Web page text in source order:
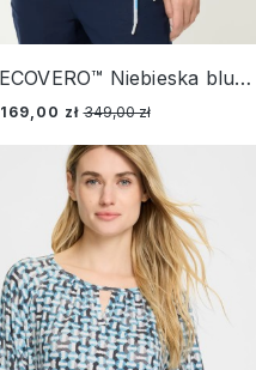
LENZING™ ECOVERO™ Niebieska bluzka damska Clara z roślinnym wzorem – Vintage Cruise
169,00 zł 349,00 zł